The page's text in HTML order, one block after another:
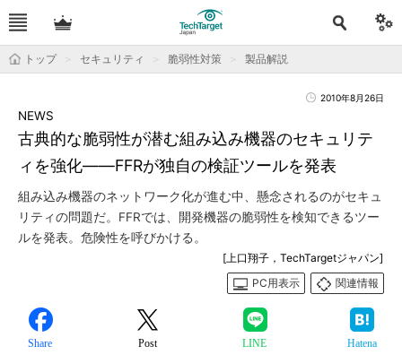
トップ セキュリティ 脆弱性対策 製品解説
2010年8月26日
古典的な脆弱性が潜む組み込み機器のセキュリテ
ィを強化――FFRが独自の検証ツールを発表
NEWS
組み込み機器のネットワーク化が進む中、懸念されるのがセキュ
リティの問題だ。FFRでは、開発機器の脆弱性を検知できるツー
ルを発表。危険性を呼びかける。
[上口翔子，TechTargetジャパン]
PC用表示
関連情報
Share Post LINE Hatena